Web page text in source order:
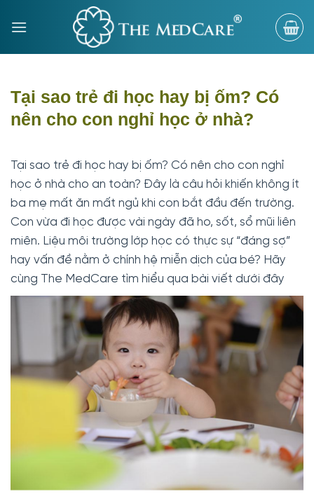
qua
Tại sao trẻ đi học hay bị ốm? Có
nên cho con nghỉ học ở nhà?
Tại sao trẻ đi học hay bị ốm? Có nên cho con nghỉ
học ở nhà cho an toàn? Đây là câu hỏi khiến không ít
ba mẹ mất ăn mất ngủ khi con bắt đầu đến trường.
Con vừa đi học được vài ngày đã ho, sốt, sổ mũi liên
miên. Liệu môi trường lớp học có thực sự “đáng sợ”
hay vấn đề nằm ở chính hệ miễn dịch của bé? Hãy
cùng The MedCare tìm hiểu qua bài viết dưới đây